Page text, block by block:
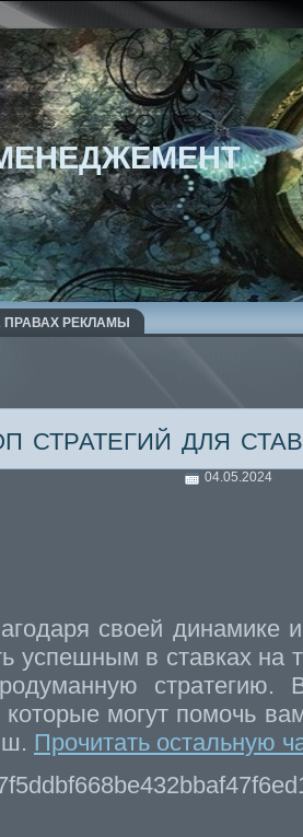
ПРАВАХ РЕКЛАМЫ
стратегий для
04.05.2024
своей динамике
успешным в ставках на
стратегию.
которые могут помочь
Прочитать остальную